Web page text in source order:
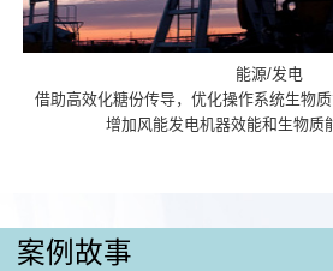
能源/发电
借助高效化糖份传导，优化操作系统生物质
增加风能发电机器效能和生物质
案例故事